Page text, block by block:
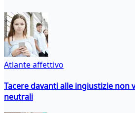
Atlante affettivo
Tacere davanti alle ingiustizie non
neutrali